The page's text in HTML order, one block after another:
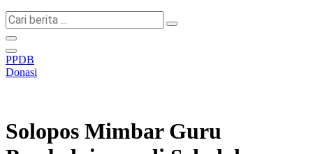
Cari
berita
...
PPDB
Donasi
Solopos Mimbar Guru